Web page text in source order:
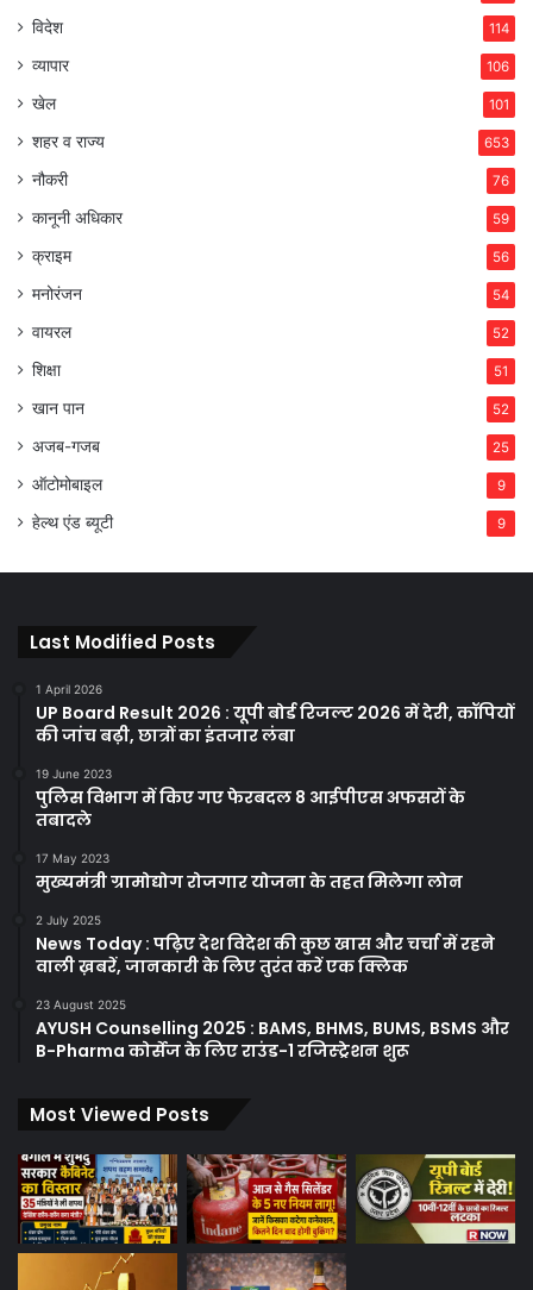
विदेश 114
व्यापार 106
खेल 101
शहर व राज्य 653
नौकरी 76
कानूनी अधिकार 59
क्राइम 56
मनोरंजन 54
वायरल 52
शिक्षा 51
खान पान 52
अजब-गजब 25
ऑटोमोबाइल 9
हेल्थ एंड ब्यूटी 9
Last Modified Posts
1 April 2026
UP Board Result 2026 : यूपी बोर्ड रिजल्ट 2026 में देरी, कॉपियों
की जांच बढ़ी, छात्रों का इंतजार लंबा
19 June 2023
पुलिस विभाग में किए गए फेरबदल 8 आईपीएस अफसरों के
तबादले
17 May 2023
मुख्यमंत्री ग्रामोद्योग रोजगार योजना के तहत मिलेगा लोन
2 July 2025
News Today : पढ़िए देश विदेश की कुछ खास और चर्चा में रहने
वाली ख़बरें, जानकारी के लिए तुरंत करें एक क्लिक
23 August 2025
AYUSH Counselling 2025 : BAMS, BHMS, BUMS, BSMS और
B-Pharma कोर्सेज के लिए राउंड-1 रजिस्ट्रेशन शुरू
Most Viewed Posts